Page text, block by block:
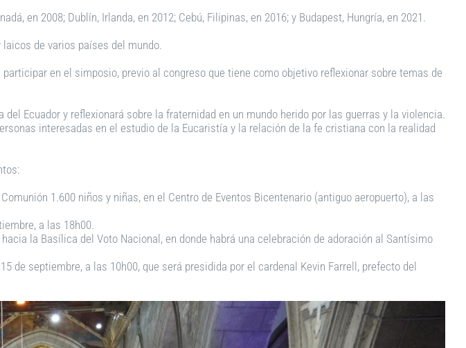
en 2008; Dublín, Irlanda, en 2012; Cebú, Filipinas, en 2016; y Budapest, Hungría, en 2021.
de varios países del mundo.
en el simposio, previo al congreso que tiene como objetivo reflexionar sobre temas de
Ecuador y reflexionará sobre la fraternidad en un mundo herido por las guerras y la violencia.
interesadas en el estudio de la Eucaristía y la relación de la fe cristiana con la realidad
1.600 niños y niñas, en el Centro de Eventos Bicentenario (antiguo aeropuerto), a las
a las 18h00.
la Basílica del Voto Nacional, en donde habrá una celebración de adoración al Santísimo
de septiembre, a las 10h00, que será presidida por el cardenal Kevin Farrell, prefecto del